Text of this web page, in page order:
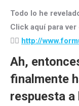
Todo lo he
Click aquí para
👉🏻 http://
Ah,
finalmente
respuesta a